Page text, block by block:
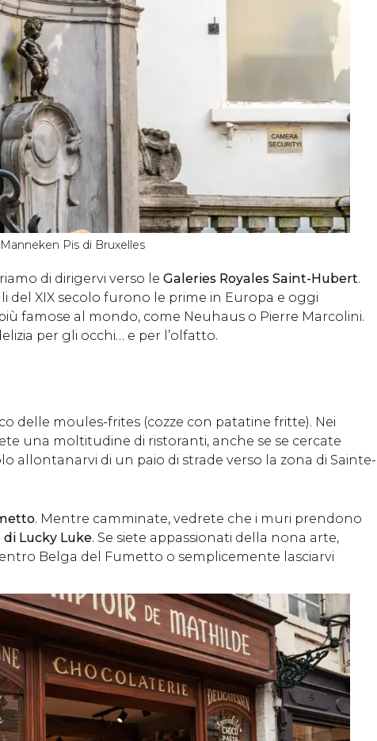
Manneken Pis di Bruxelles
di dirigervi verso le Galeries Royales Saint-Hubert.
del XIX secolo furono le prime in Europa e oggi
famose al mondo, come Neuhaus o Pierre Marcolini.
per gli occhi… e per l’olfatto.
delle moules-frites (cozze con patatine fritte). Nei
una moltitudine di ristoranti, anche se se cercate
allontanarvi di un paio di strade verso la zona di Sainte-
. Mentre camminate, vedrete che i muri prendono
Lucky Luke. Se siete appassionati della nona arte,
Belga del Fumetto o semplicemente lasciarvi